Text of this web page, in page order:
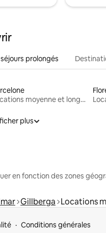
prolongés
Locations moyenne et longue durée
plus
en fonction des zones
Gillberga Locations
Conditions générales